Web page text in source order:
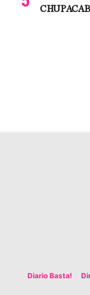
Diario Basta!